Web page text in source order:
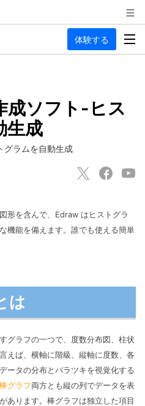
体験する
の作図ソフトウェア
V13登場！
一覧
>
成ソフト-ヒス
生成
グラムを自動生成
形を含んで、Edraw はヒストグラ
機能を備えます。誰でも使える簡単
は
グラフの一つで、度数分布図、柱状
えば、横軸に階級、縦軸に度数、各
ータの分布とバラツキを視覚化する
グラフ両方とも縦の列でデータを表
あります。棒グラフは独立した項目